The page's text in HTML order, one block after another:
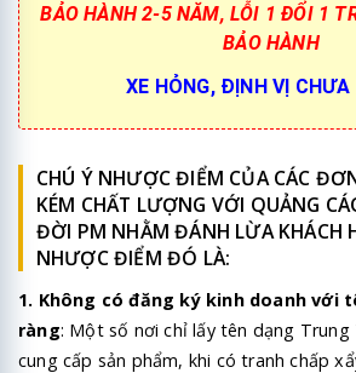
BẢO HÀNH 2-5 NĂM, LỖI 1 ĐỔI 1
BẢO HÀNH
XE HỎNG, ĐỊNH VỊ CHƯA
CHÚ Ý NHƯỢC ĐIỂM CỦA CÁC
KÉM CHẤT LƯỢNG VỚI QUẢNG
ĐỜI PM NHẰM ĐÁNH LỪA KHÁCH
NHƯỢC ĐIỂM ĐÓ LÀ:
1. Không có đăng ký kinh doanh với
ràng: Một số nơi chỉ lấy tên dạng Trung
cung cấp sản phẩm, khi có tranh chấp